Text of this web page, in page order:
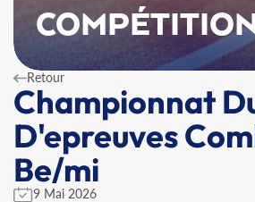
Retour
Championnat
D'epreuves
Be/mi
9 Mai 2026